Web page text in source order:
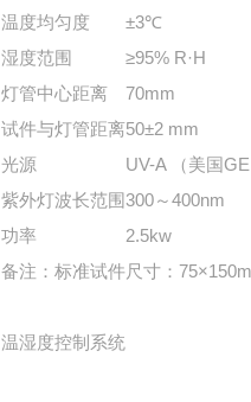
温度均匀度
±3℃
湿度范围
≥95% R·H
灯管中心距离
70mm
试件与灯管距离50±2 mm
光源
UV-A （美国
紫外灯波长范围300～400nm
功率
2.5kw
备注：标准试件尺寸：
温湿度控制系统